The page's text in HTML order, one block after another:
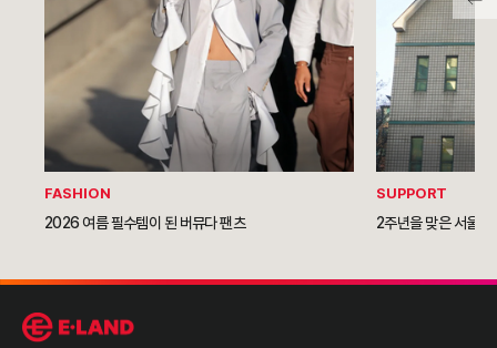
FASHION
2026 여름 필수템이 된 버뮤다 팬츠
SUPPORT
2주년을 맞은 서울역